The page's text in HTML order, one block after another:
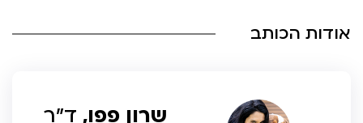
אודות הכותב
שרון פפו, ד”ר